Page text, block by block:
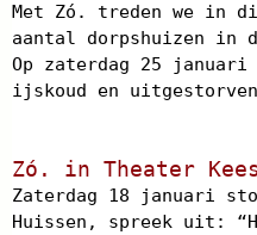
Met Zó. treden we in
aantal dorpshuizen in
Op zaterdag 25 januari
ijskoud en uitgestorven
Zó. in Theater
Zaterdag 18 januari
Huissen, spreek uit: